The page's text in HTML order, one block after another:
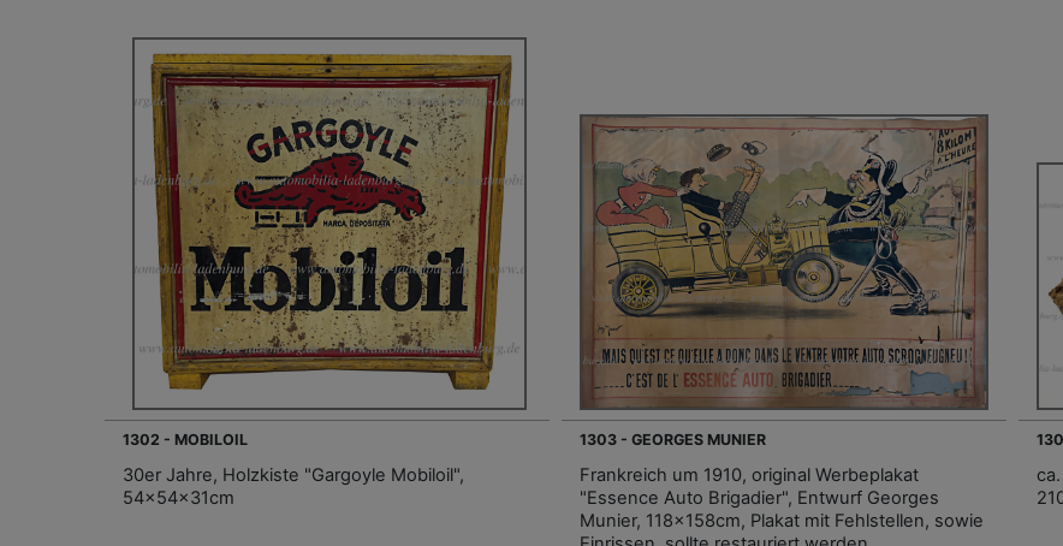
1302 - MOBILOIL
30er Jahre, Holzkiste "Gargoyle Mobiloil",
54x54x31cm
1303 - GEORGES MUNIER
Frankreich um 1910, original Werbeplakat
"Essence Auto Brigadier", Entwurf Georges
Munier, 118x158cm, Plakat mit Fehlstellen, sowie